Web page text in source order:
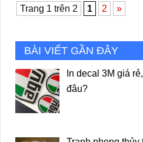
Trang 1 trên 2 1 2 »
BÀI VIẾT GẦN ĐÂY
In decal 3M giá
đâu?